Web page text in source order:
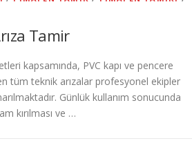
Tamir
kapsamında, PVC kapı ve pencere
tüm teknik arızalar profesyonel ekipler
Günlük kullanım sonucunda
kırılması ve …